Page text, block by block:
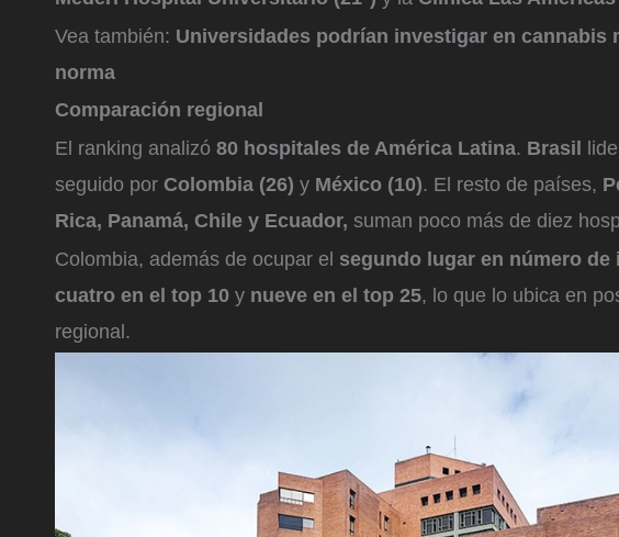
Vea también: Universidades podrían investigar en cannabis
norma
Comparación regional
El ranking analizó 80 hospitales de América Latina. Brasil
seguido por Colombia (26) y México (10). El resto de países,
Rica, Panamá, Chile y Ecuador, suman poco más de diez
Colombia, además de ocupar el segundo lugar en número
cuatro en el top 10 y nueve en el top 25, lo que lo ubica en
regional.